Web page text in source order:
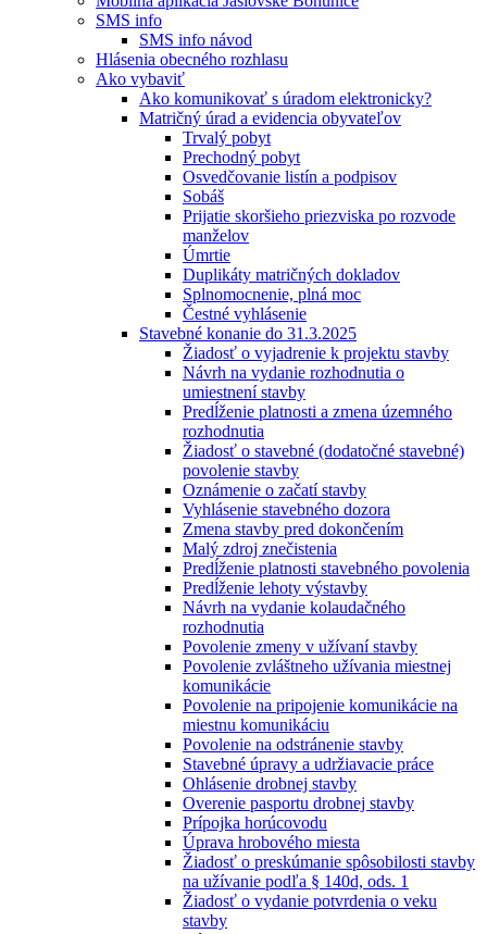
SMS info
SMS info návod
Hlásenia obecného rozhlasu
Ako vybaviť
Ako komunikovať s úradom elektronicky?
Matričný úrad a evidencia obyvateľov
Trvalý pobyt
Prechodný pobyt
Osvedčovanie listín a podpisov
Sobáš
Prijatie skoršieho priezviska po rozvode
manželov
Úmrtie
Duplikáty matričných dokladov
Splnomocnenie, plná moc
Čestné vyhlásenie
Stavebné konanie do 31.3.2025
Žiadosť o vyjadrenie k projektu stavby
Návrh na vydanie rozhodnutia o
umiestnení stavby
Predĺženie platnosti a zmena územného
rozhodnutia
Žiadosť o stavebné (dodatočné stavebné)
povolenie stavby
Oznámenie o začatí stavby
Vyhlásenie stavebného dozora
Zmena stavby pred dokončením
Malý zdroj znečistenia
Predĺženie platnosti stavebného povolenia
Predĺženie lehoty výstavby
Návrh na vydanie kolaudačného
rozhodnutia
Povolenie zmeny v užívaní stavby
Povolenie zvláštneho užívania miestnej
komunikácie
Povolenie na pripojenie komunikácie na
miestnu komunikáciu
Povolenie na odstránenie stavby
Stavebné úpravy a udržiavacie práce
Ohlásenie drobnej stavby
Overenie pasportu drobnej stavby
Prípojka horúcovodu
Úprava hrobového miesta
Žiadosť o preskúmanie spôsobilosti stavby
na užívanie podľa § 140d, ods. 1
Žiadosť o vydanie potvrdenia o veku
stavby